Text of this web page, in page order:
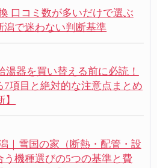
口コミ数が多いだけで選ぶ
潟で迷わない判断基準
湯器を買い替える前に必読！
7項目と絶対的な注意点まとめ
｜雪国の家（断熱・配管・設
う機種選びの5つの基準と費